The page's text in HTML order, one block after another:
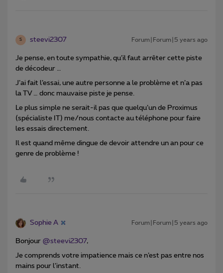
S steevi2307 Forum|Forum|5 years ago
Je pense, en toute sympathie, qu’il faut arrêter cette piste
de décodeur …
J’ai fait l’essai, une autre personne a le problème et n’a pas
la TV … donc mauvaise piste je pense.
Le plus simple ne serait-il pas que quelqu’un de Proximus
(spécialiste IT) me/nous contacte au téléphone pour faire
les essais directement.
Il est quand même dingue de devoir attendre un an pour ce
genre de problème !
Sophie A Forum|Forum|5 years ago
Bonjour @steevi2307,
Je comprends votre impatience mais ce n’est pas entre nos
mains pour l’instant.